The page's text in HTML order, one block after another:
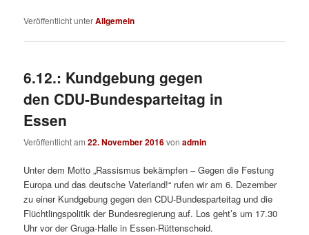
Veröffentlicht unterAllgemein
6.12.: Kundgebung gegen
den CDU-Bundesparteitag in
Essen
Veröffentlicht am22. November 2016vonadmin
Unter dem Motto „Rassismus bekämpfen – Gegen die Festung
Europa und das deutsche Vaterland!“ rufen wir am 6. Dezember
zu einer Kundgebung gegen den CDU-Bundesparteitag und die
Flüchtlingspolitik der Bundesregierung auf. Los geht’s um 17.30
Uhr vor der Gruga-Halle in Essen-Rüttenscheid.